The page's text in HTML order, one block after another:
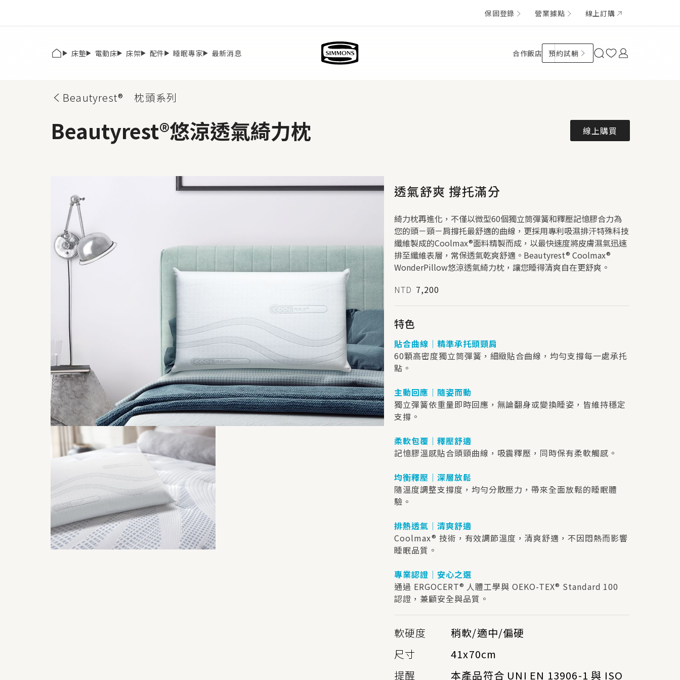
保固登錄 營業據點 線上訂購
床墊 電動床 床架 配件 睡眠專家 最新消息 合作飯店 預約試躺
Beautyrest® 枕頭系列
Beautyrest®悠涼透氣綺力枕 線上購買
透氣舒爽 撐托滿分
綺力枕再進化，不僅以微型60個獨立筒彈簧和釋壓記憶膠合力為
您的頭－頸－肩撐托最舒適的曲線，更採用專利吸濕排汗特殊科技
纖維製成的Coolmax®面料精製而成，以最快速度將皮膚濕氣迅速
排至纖維表層，常保透氣乾爽舒適。Beautyrest® Coolmax®
WonderPillow悠涼透氣綺力枕，讓您睡得清爽自在更舒爽。
NTD 7,200
特色
貼合曲線｜精準承托頭頸肩
60顆高密度獨立筒彈簧，細緻貼合曲線，均勻支撐每一處承托
點。
主動回應｜隨姿而動
獨立彈簧依重量即時回應，無論翻身或變換睡姿，皆維持穩定
支撐。
柔軟包覆｜釋壓舒適
記憶膠溫感貼合頭頸曲線，吸震釋壓，同時保有柔軟觸感。
均衡釋壓｜深層放鬆
隨溫度調整支撐度，均勻分散壓力，帶來全面放鬆的睡眠體
驗。
排熱透氣｜清爽舒適
Coolmax® 技術，有效調節溫度，清爽舒適，不因悶熱而影響
睡眠品質。
專業認證｜安心之選
通過 ERGOCERT® 人體工學與 OEKO-TEX® Standard 100
認證，兼顧安全與品質。
軟硬度
稍軟/適中/偏硬
尺寸
41x70cm
提醒
本產品符合 UNI EN 13906-1 與 ISO